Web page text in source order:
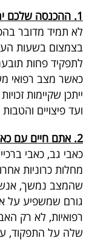
טלוויזיה
עסקי
ספורט
קריירה
ולימודים
מינויים
רייטינג
רכב
בריאות
1. ההכנסה שלכם ירדה בגלל מצב רפואי
לא תמיד מדובר
בצמצום בשעות
לתפקיד פחות
כאשר מצב רפואי
ייתכן שקיימות
ועד פיצויים
2. אתם חיים עם כאבים שכבר הפכו לשגרה
כאבי גב, כאבי
מחלות כרוניות
שהמצב נמשך,
גורם שמשפיע על
רפואיות, לא רק
שלה על התפקוד,